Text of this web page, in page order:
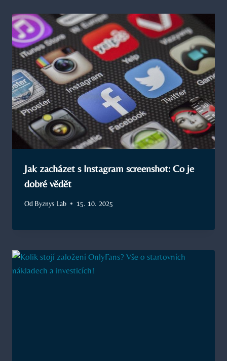
Jak zacházet s Instagram screenshot: Co je
dobré vědět
Od Byznys Lab 15. 10. 2025